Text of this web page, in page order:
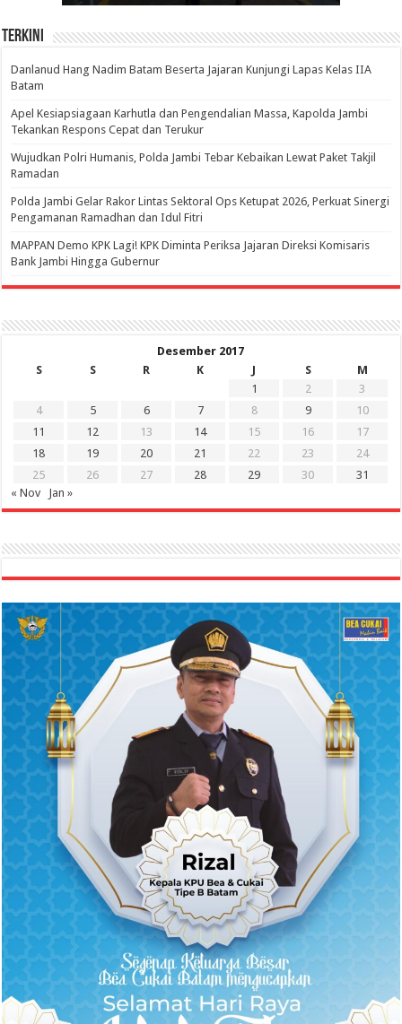
Terkini
Danlanud Hang Nadim Batam Beserta Jajaran Kunjungi Lapas Kelas IIA
Batam
Apel Kesiapsiagaan Karhutla dan Pengendalian Massa, Kapolda Jambi
Tekankan Respons Cepat dan Terukur
Wujudkan Polri Humanis, Polda Jambi Tebar Kebaikan Lewat Paket Takjil
Ramadan
Polda Jambi Gelar Rakor Lintas Sektoral Ops Ketupat 2026, Perkuat Sinergi
Pengamanan Ramadhan dan Idul Fitri
‎MAPPAN Demo KPK Lagi! KPK Diminta Periksa Jajaran Direksi Komisaris
Bank Jambi Hingga Gubernur ‎
Desember 2017
S
S R K J S
M
1
2
3
4
5 6 7 8 9
10
11
12 13 14 15 16
17
18
19 20 21 22 23
24
25
26 27 28 29 30
31
« Nov
Jan »